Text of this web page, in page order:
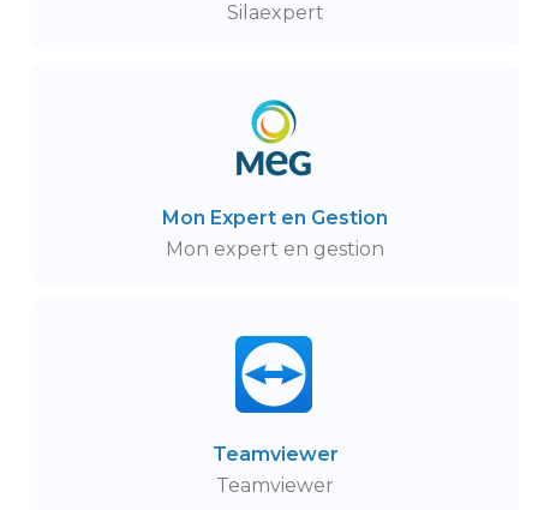
Silaexpert
Mon Expert en Gestion
Mon expert en gestion
Teamviewer
Teamviewer